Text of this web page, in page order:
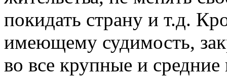
покидать страну и т.д.
имеющему судимость,
во все крупные и